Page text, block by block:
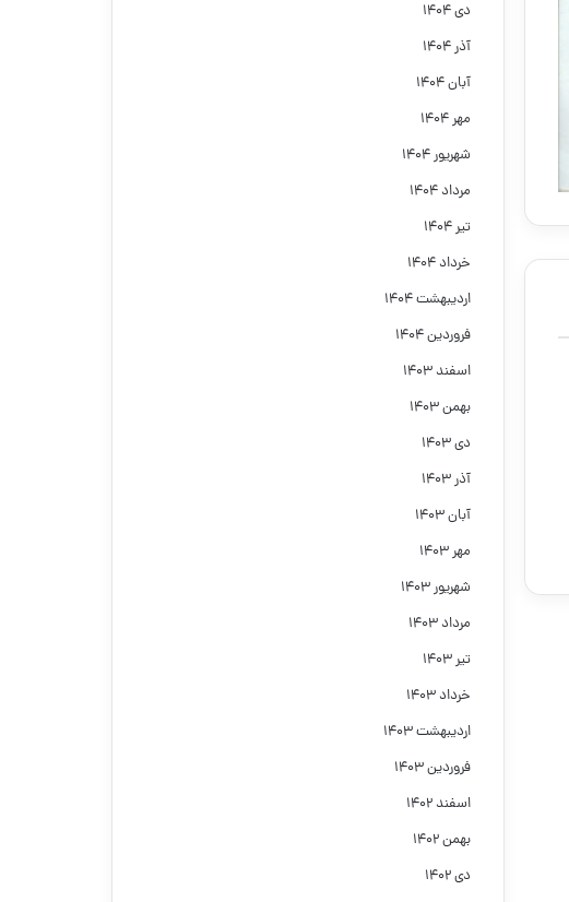
دی ۱۴۰۴
آذر ۱۴۰۴
آبان ۱۴۰۴
مهر ۱۴۰۴
شهریور ۱۴۰۴
مرداد ۱۴۰۴
تیر ۱۴۰۴
خرداد ۱۴۰۴
اردیبهشت ۱۴۰۴
فروردین ۱۴۰۴
اسفند ۱۴۰۳
بهمن ۱۴۰۳
دی ۱۴۰۳
آذر ۱۴۰۳
آبان ۱۴۰۳
مهر ۱۴۰۳
شهریور ۱۴۰۳
مرداد ۱۴۰۳
تیر ۱۴۰۳
خرداد ۱۴۰۳
اردیبهشت ۱۴۰۳
فروردین ۱۴۰۳
اسفند ۱۴۰۲
بهمن ۱۴۰۲
دی ۱۴۰۲